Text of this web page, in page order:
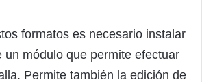
formatos es necesario instalar
un módulo que permite efectuar
Permite también la edición de